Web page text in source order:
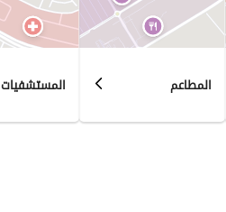
المطاعم المستشفيات